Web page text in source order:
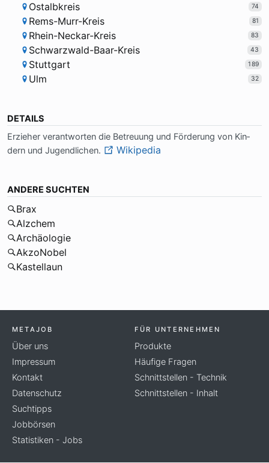
Ostalbkreis 74
Rems-Murr-Kreis 81
Rhein-Neckar-Kreis 83
Schwarzwald-Baar-Kreis 43
Stuttgart 189
Ulm 32
DETAILS
Er­zie­her ver­ant­wor­ten die Be­treu­ung und För­de­rung von Kin­
dern und Ju­gend­li­chen.
Wikipedia
ANDERE SUCHTEN
Brax
Alzchem
Archäologie
AkzoNobel
Kastellaun
METAJOB
Über uns
Impressum
Kontakt
Datenschutz
Suchtipps
Jobbörsen
Statistiken - Jobs
FÜR UNTERNEHMEN
Produkte
Häufige Fragen
Schnittstellen - Technik
Schnittstellen - Inhalt